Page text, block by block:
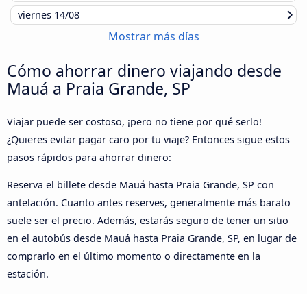
viernes 14/08
Mostrar más días
Cómo ahorrar dinero viajando desde
Mauá a Praia Grande, SP
Viajar puede ser costoso, ¡pero no tiene por qué serlo!
¿Quieres evitar pagar caro por tu viaje? Entonces sigue estos
pasos rápidos para ahorrar dinero:
Reserva el billete desde Mauá hasta Praia Grande, SP con
antelación. Cuanto antes reserves, generalmente más barato
suele ser el precio. Además, estarás seguro de tener un sitio
en el autobús desde Mauá hasta Praia Grande, SP, en lugar de
comprarlo en el último momento o directamente en la
estación.